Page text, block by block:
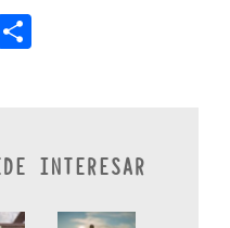
INTERESAR